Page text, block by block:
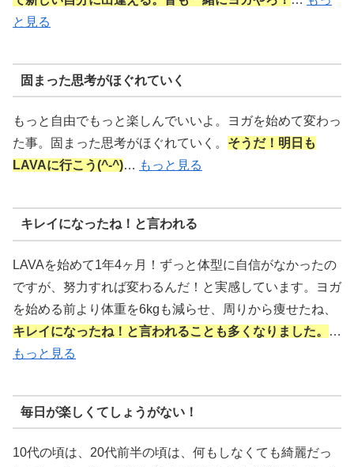
と見る
固まった思考がほぐれていく
もっと自由でもっと楽しんでいいよ。ヨガを始めて変わっ
た事。固まった思考がほぐれていく。 そうだ！明日も
LAVAに行こう(^-^)… もっと見る
キレイになったね！と言われる
LAVAを始めて1年4ヶ月！ずっと体型に自信がなかったの
ですが、努力すれば変わるんだ！と実感しています。ヨガ
を始める前より体重を6kgも減らせ、周りから痩せたね、
キレイになったね！と言われることも多くなりました。
…
もっと見る
毎日が楽しくてしょうがない！
10代の頃は、20代前半の頃は、何もしなくても綺麗だっ